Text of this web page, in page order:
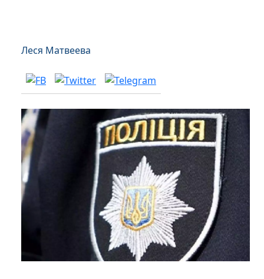
Леся Матвеева